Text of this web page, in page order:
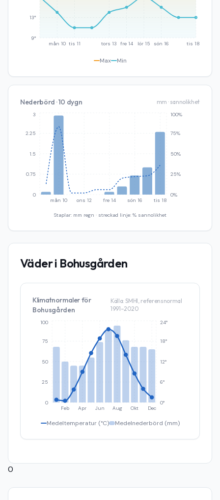
mån 10 tis 11 tors 13 fre 14 lör 15 sön 16 tis 18
9°
13°
Max Min
Nederbörd · 10 dygn mm · sannolikhet
mån 10 ons 12 fre 14 sön 16 tis 18
0
0.75
1.5
2.25
3
0%
25%
50%
75%
100%
Staplar: mm regn · streckad linje: % sannolikhet
Väder i Bohusgården
Klimatnormaler för
Bohusgården
Källa: SMHI, referensnormal
1991–2020
Feb Apr Jun Aug Okt Dec
0
25
50
75
100
0°
6°
12°
18°
24°
Medeltemperatur (°C) Medelnederbörd (mm)
0